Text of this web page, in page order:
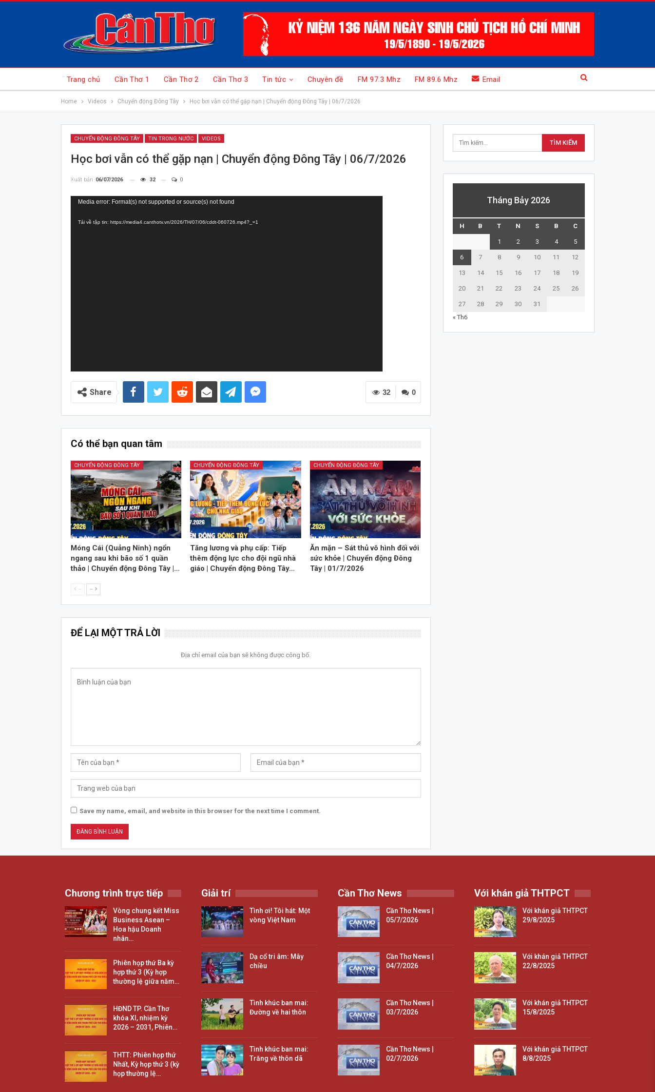
Trang chủ Cần Thơ 1 Cần Thơ 2 Cần Thơ 3 Tin tức Chuyên đề FM 97.3 Mhz FM 89.6 Mhz Email
Home Videos Chuyển động Đông Tây Học bơi vẫn có thể gặp nạn | Chuyển động Đông Tây | 06/7/2026
CHUYỂN ĐỘNG ĐÔNG TÂY TIN TRONG NƯỚC VIDEOS
Học bơi vẫn có thể gặp nạn | Chuyển động Đông Tây | 06/7/2026
Xuất bản 06/07/2026 32 0
Trình
Video
Media error: Format(s) not supported or source(s) not found
Tải về tập tin: https://media4.canthotv.vn/2026/TH/07/06/cddt-060726.mp4?_=1
0
32
Share
Có thể bạn quan tâm
CHUYỂN ĐỘNG ĐÔNG TÂY
Móng Cái (Quảng Ninh) ngổn
ngang sau khi bão số 1 quần
thảo | Chuyển động Đông Tây |…
CHUYỂN ĐỘNG ĐÔNG TÂY
Tăng lương và phụ cấp: Tiếp
thêm động lực cho đội ngũ nhà
giáo | Chuyển động Đông Tây…
CHUYỂN ĐỘNG ĐÔNG TÂY
Ăn mặn – Sát thủ vô hình đối với
sức khỏe | Chuyển động Đông
Tây | 01/7/2026
-- --
ĐỂ LẠI MỘT TRẢ LỜI
Địa chỉ email của bạn sẽ không được công bố.
Save my name, email, and website in this browser for the next time I comment.
Tháng Bảy 2026
H B T N S B C
1 2 3 4 5
6 7 8 9 10 11 12
13 14 15 16 17 18 19
20 21 22 23 24 25 26
27 28 29 30
31
« Th6
Chương trình trực tiếp
Vòng chung kết Miss
Business Asean –
Hoa hậu Doanh
nhân…
Phiên họp thứ Ba kỳ
hợp thứ 3 (Kỳ hợp
thường lệ giữa năm…
HĐND TP. Cần Thơ
khóa XI, nhiệm kỳ
2026 – 2031, Phiên…
THTT: Phiên họp thứ
Nhất, Kỳ họp thứ 3 (kỳ
họp thường lệ…
Giải trí
Tình ơi! Tôi hát: Một
vòng Việt Nam
Dạ cổ tri âm: Mây
chiều
Tình khúc ban mai:
Đường về hai thôn
Tình khúc ban mai:
Trăng về thôn dã
Cần Thơ News
Cần Thơ News |
05/7/2026
Cần Thơ News |
04/7/2026
Cần Thơ News |
03/7/2026
Cần Thơ News |
02/7/2026
Với khán giả THTPCT
Với khán giả THTPCT
29/8/2025
Với khán giả THTPCT
22/8/2025
Với khán giả THTPCT
15/8/2025
Với khán giả THTPCT
8/8/2025